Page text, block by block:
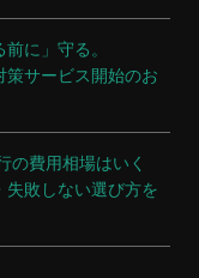
に」守る。
サービス開始のお
の費用相場はいく
失敗しない選び方を